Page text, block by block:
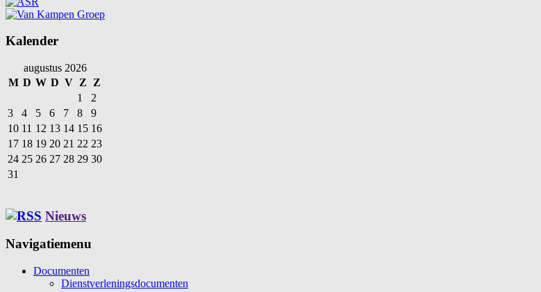
Kalender
augustus 2026
M D W D V Z
Z
1
2
3
4 5 6 7 8
9
10 11 12 13 14 15 16
17 18 19 20 21 22 23
24 25 26 27 28 29 30
31
Nieuws
Navigatiemenu
Documenten
Dienstverleningsdocumenten